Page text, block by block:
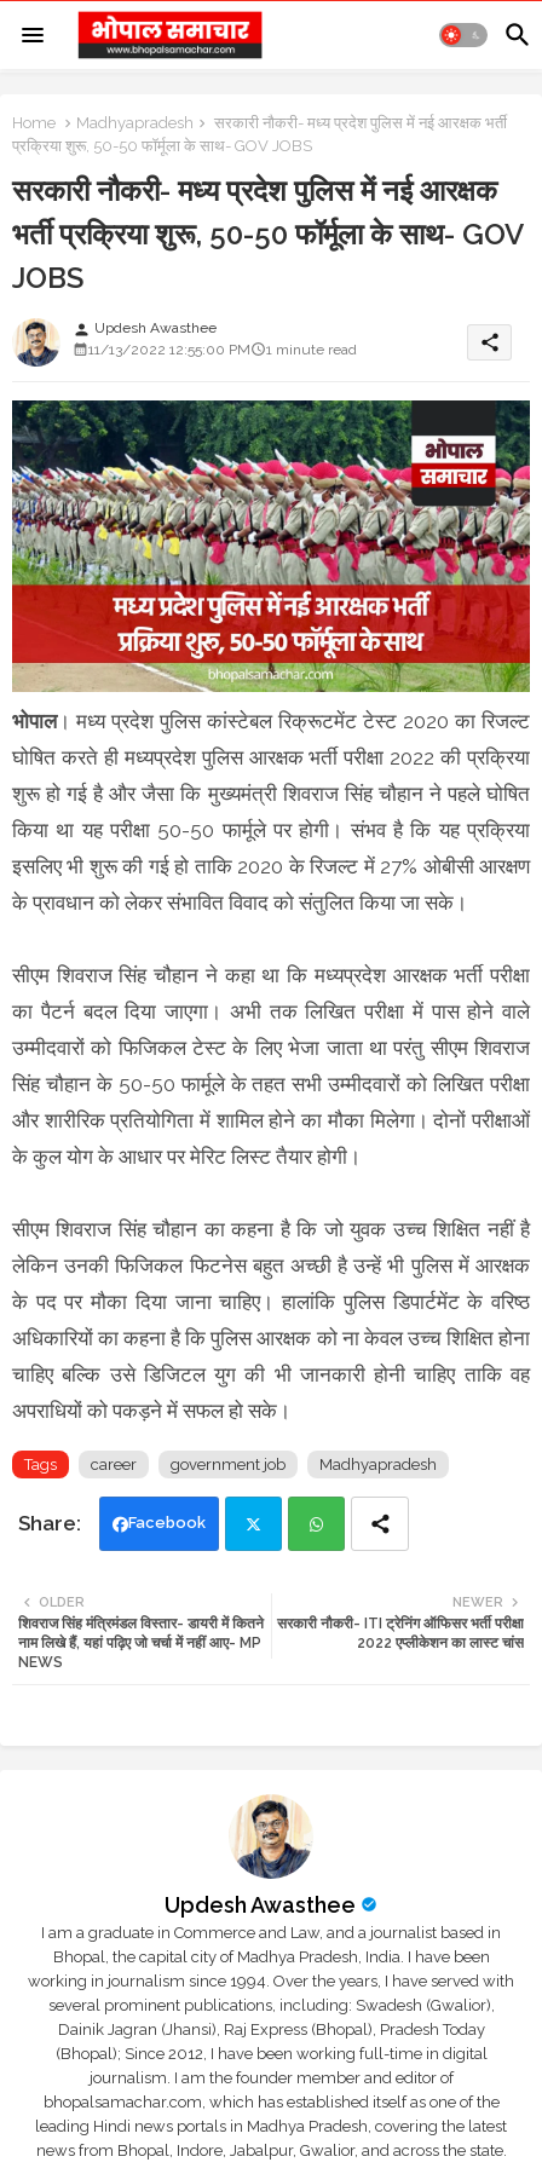
Home Madhyapradesh
सरकारी नौकरी- मध्य प्रदेश पुलिस में नई आरक्षक भर्ती
प्रक्रिया शुरू, 50-50 फॉर्मूला के साथ- GOV JOBS
सरकारी नौकरी- मध्य प्रदेश पुलिस में नई आरक्षक
भर्ती प्रक्रिया शुरू, 50-50 फॉर्मूला के साथ- GOV
JOBS
person Updesh Awasthee
11/13/2022 12:55:00 PM
1 minute read share
भोपाल। मध्य प्रदेश पुलिस कांस्टेबल रिक्रूटमेंट टेस्ट 2020 का रिजल्ट
घोषित करते ही मध्यप्रदेश पुलिस आरक्षक भर्ती परीक्षा 2022 की प्रक्रिया
शुरू हो गई है और जैसा कि मुख्यमंत्री शिवराज सिंह चौहान ने पहले घोषित
किया था यह परीक्षा 50-50 फार्मूले पर होगी। संभव है कि यह प्रक्रिया
इसलिए भी शुरू की गई हो ताकि 2020 के रिजल्ट में 27% ओबीसी आरक्षण
के प्रावधान को लेकर संभावित विवाद को संतुलित किया जा सके।
सीएम शिवराज सिंह चौहान ने कहा था कि मध्यप्रदेश आरक्षक भर्ती परीक्षा
का पैटर्न बदल दिया जाएगा। अभी तक लिखित परीक्षा में पास होने वाले
उम्मीदवारों को फिजिकल टेस्ट के लिए भेजा जाता था परंतु सीएम शिवराज
सिंह चौहान के 50-50 फार्मूले के तहत सभी उम्मीदवारों को लिखित परीक्षा
और शारीरिक प्रतियोगिता में शामिल होने का मौका मिलेगा। दोनों परीक्षाओं
के कुल योग के आधार पर मेरिट लिस्ट तैयार होगी।
सीएम शिवराज सिंह चौहान का कहना है कि जो युवक उच्च शिक्षित नहीं है
लेकिन उनकी फिजिकल फिटनेस बहुत अच्छी है उन्हें भी पुलिस में आरक्षक
के पद पर मौका दिया जाना चाहिए। हालांकि पुलिस डिपार्टमेंट के वरिष्ठ
अधिकारियों का कहना है कि पुलिस आरक्षक को ना केवल उच्च शिक्षित होना
चाहिए बल्कि उसे डिजिटल युग की भी जानकारी होनी चाहिए ताकि वह
अपराधियों को पकड़ने में सफल हो सके।
Tags career government job Madhyapradesh
Facebook
tte ats
NEWER
सरकारी नौकरी- ITI ट्रेनिंग ऑफिसर भर्ती परीक्षा
2022 एप्लीकेशन का लास्ट चांस
OLDER
शिवराज सिंह मंत्रिमंडल विस्तार- डायरी में कितने
नाम लिखे हैं, यहां पढ़िए जो चर्चा में नहीं आए- MP
NEWS
Updesh Awasthee
I am a graduate in Commerce and Law, and a journalist based in
Bhopal, the capital city of Madhya Pradesh, India. I have been
working in journalism since 1994. Over the years, I have served with
several prominent publications, including: Swadesh (Gwalior),
Dainik Jagran (Jhansi), Raj Express (Bhopal), Pradesh Today
(Bhopal); Since 2012, I have been working full-time in digital
journalism. I am the founder member and editor of
bhopalsamachar.com, which has established itself as one of the
leading Hindi news portals in Madhya Pradesh, covering the latest
news from Bhopal, Indore, Jabalpur, Gwalior, and across the state.